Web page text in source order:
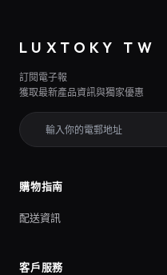
LUXTOKY TW
訂閱電子報
獲取最新產品資訊與獨家優惠
購物指南
配送資訊
客戶服務